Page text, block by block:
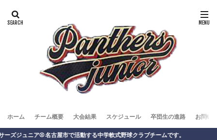
ホーム チーム概要 大会結果 スケジュール 卒団生の進路 お問い
ア⚾️ 名古屋市で活動する中学軟式野球クラブチームです。